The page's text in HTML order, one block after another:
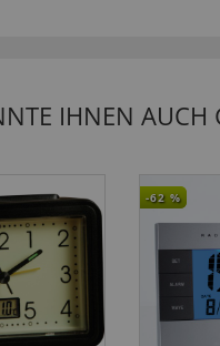
IHNEN AUCH
-62 %